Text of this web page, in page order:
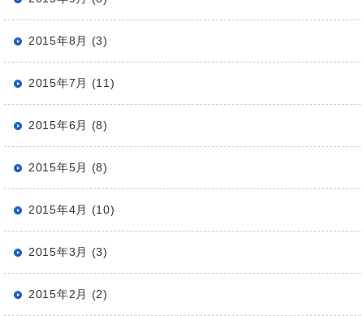
2015年8月 (3)
2015年7月 (11)
2015年6月 (8)
2015年5月 (8)
2015年4月 (10)
2015年3月 (3)
2015年2月 (2)